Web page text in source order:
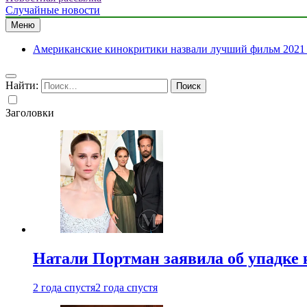
Случайные новости
Меню
Американские кинокритики назвали лучший фильм 2021
Найти:
Заголовки
Натали Портман заявила об упадке
2 года спустя2 года спустя